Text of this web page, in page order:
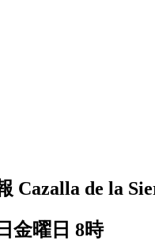
Cazalla de la
金曜日 8時